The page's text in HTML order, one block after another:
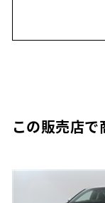
この販売店